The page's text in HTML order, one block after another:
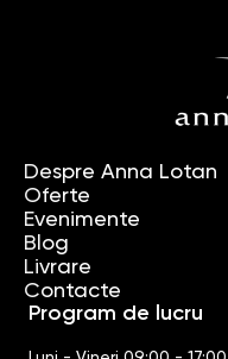
Despre Anna Lotan
Oferte
Evenimente
Blog
Livrare
Contacte
Program de lucru